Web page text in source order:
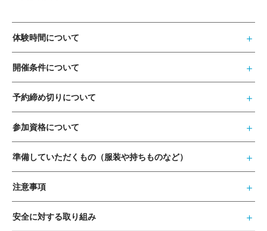
体験時間について
開催条件について
予約締め切りについて
参加資格について
準備していただくもの（服装や持ちものなど）
注意事項
安全に対する取り組み